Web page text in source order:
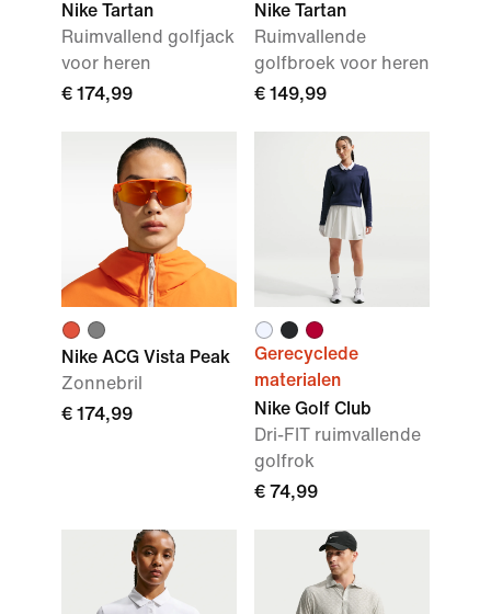
Nike Tartan
Ruimvallend golfjack
voor heren
€ 174,99
Nike Tartan
Ruimvallende
golfbroek voor heren
€ 149,99
Nike ACG Vista Peak
Zonnebril
€ 174,99
Gerecyclede
materialen
Nike Golf Club
Dri-FIT ruimvallende
golfrok
€ 74,99